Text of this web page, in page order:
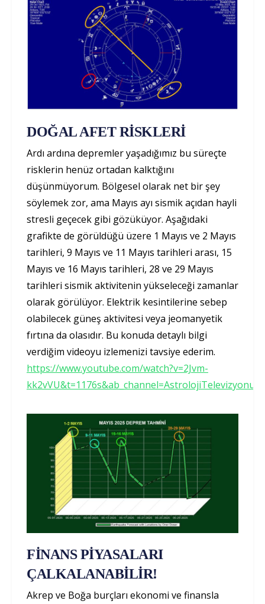
DOĞAL AFET RİSKLERİ
Ardı ardına depremler yaşadığımız bu süreçte
risklerin henüz ortadan kalktığını
düşünmüyorum. Bölgesel olarak net bir şey
söylemek zor, ama Mayıs ayı sismik açıdan hayli
stresli geçecek gibi gözüküyor. Aşağıdaki
grafikte de görüldüğü üzere 1 Mayıs ve 2 Mayıs
tarihleri, 9 Mayıs ve 11 Mayıs tarihleri arası, 15
Mayıs ve 16 Mayıs tarihleri, 28 ve 29 Mayıs
tarihleri sismik aktivitenin yükseleceği zamanlar
olarak görülüyor. Elektrik kesintilerine sebep
olabilecek güneş aktivitesi veya jeomanyetik
fırtına da olasıdır. Bu konuda detaylı bilgi
verdiğim videoyu izlemenizi tavsiye ederim.
https://www.youtube.com/watch?v=2Jvm-
kk2vVU&t=1176s&ab_channel=AstrolojiTelevizyonu
FİNANS PİYASALARI
ÇALKALANABİLİR!
Akrep ve Boğa burçları ekonomi ve finansla